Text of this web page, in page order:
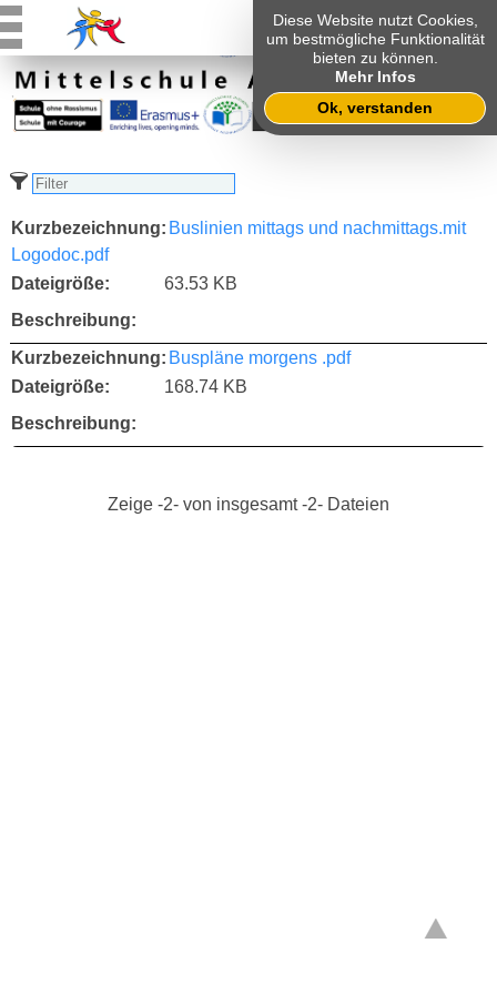
Buslinien mittags und nachmittags.mit
Logodoc.pdf
63.53 KB
Buspläne morgens .pdf
168.74 KB
Zeige -2- von insgesamt -2- Dateien
Diese Website nutzt Cookies,
um bestmögliche Funktionalität
bieten zu können.
Mehr Infos
Ok, verstanden